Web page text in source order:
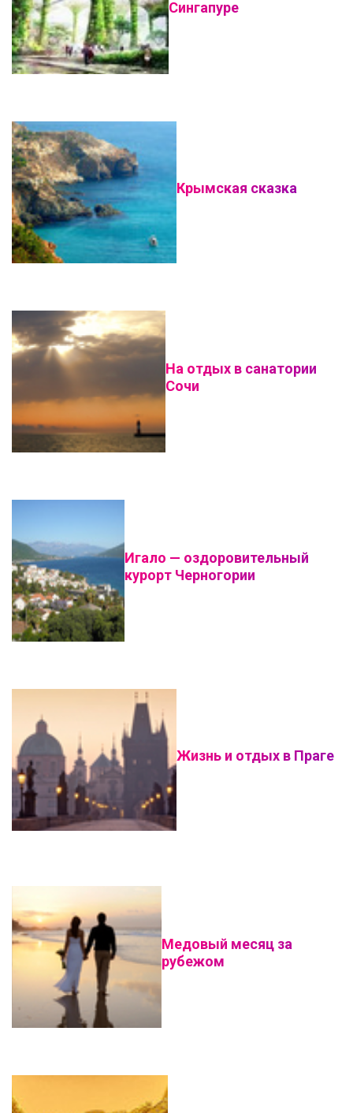
Сингапуре
Крымская сказка
На отдых в санатории
Сочи
Игало — оздоровительный
курорт Черногории
Жизнь и отдых в Праге
Медовый месяц за
рубежом